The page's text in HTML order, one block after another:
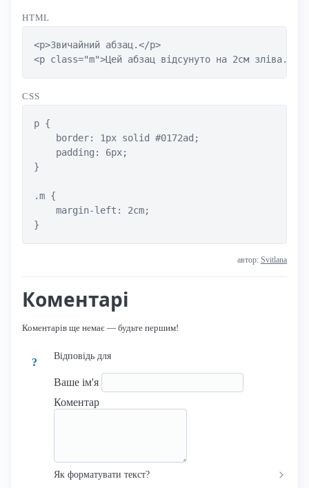
HTML
<p>Звичайний абзац.</p>
<p class="m">Цей абзац відсунуто на 2см зліва.</p>
CSS
p {
    border: 1px solid #0172ad;
    padding: 6px;
}
.m {
    margin-left: 2cm;
}
автор: Svitlana
Коментарі
Коментарів ще немає — будьте першим!
?
Відповідь для
Ваше ім'я
Коментар
Як форматувати текст?